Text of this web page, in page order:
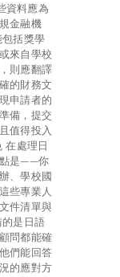
料應為
金融機
括獎學
來自學校
則應翻譯
的財務文
申請者的
備，提交
值得投入
在處理日
點是——你
、學校國
些專業人
件清單與
是日語
問都能確
們能回答
的應對方